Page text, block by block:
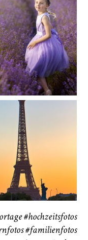
Kinder
111
Reise
41
#hochzeitsfotos
#familienfotos